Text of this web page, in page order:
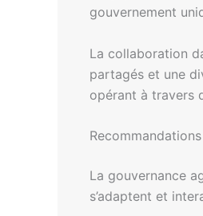
gouvernement
La collaboration
partagés et une
opérant à travers
La gouvernance
s’adaptent et